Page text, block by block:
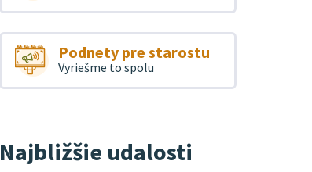
Podnety pre starostu
Vyriešme to spolu
Najbližšie udalosti